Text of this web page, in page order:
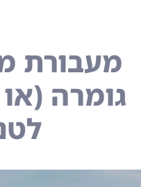
מעבורת
גומרה